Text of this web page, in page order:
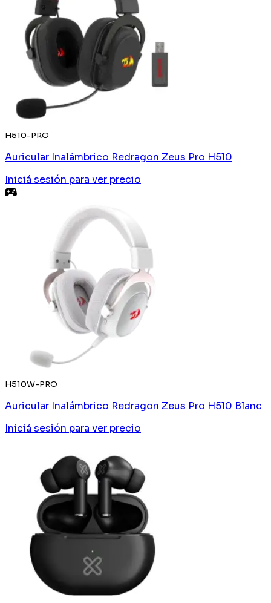
H510-PRO
Auricular Inalámbrico Redragon Zeus Pro H510
Iniciá sesión para ver precio
H510W-PRO
Auricular Inalámbrico Redragon Zeus Pro H510 Blanc
Iniciá sesión para ver precio